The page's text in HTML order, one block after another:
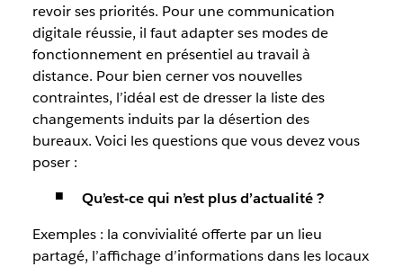
revoir ses priorités. Pour une communication
digitale réussie, il faut adapter ses modes de
fonctionnement en présentiel au travail à
distance. Pour bien cerner vos nouvelles
contraintes, l’idéal est de dresser la liste des
changements induits par la désertion des
bureaux. Voici les questions que vous devez vous
poser :
Qu’est-ce qui n’est plus d’actualité ?
Exemples : la convivialité offerte par un lieu
partagé, l’affichage d’informations dans les locaux